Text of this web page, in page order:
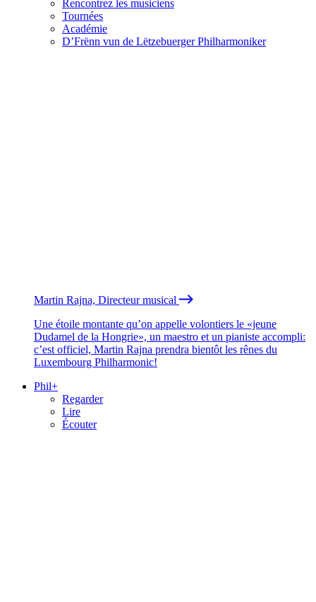
Rencontrez les musiciens
Tournées
Académie
D’Frënn vun de Lëtzebuerger Philharmoniker
Martin Rajna, Directeur musical
Une étoile montante qu’on appelle volontiers le «jeune
Dudamel de la Hongrie», un maestro et un pianiste accompli:
c’est officiel, Martin Rajna prendra bientôt les rênes du
Luxembourg Philharmonic!
Phil+
Regarder
Lire
Écouter